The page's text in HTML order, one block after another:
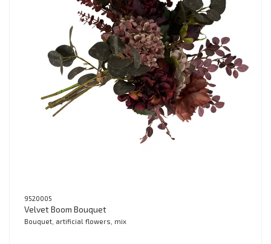
9520005
Velvet Boom Bouquet
Bouquet, artificial flowers, mix